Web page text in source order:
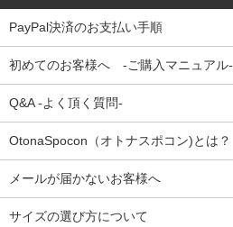
PayPal決済のお支払い手順
初めてのお客様へ -ご購入マニュアル-
Q&A -よく頂く質問-
OtonaSpocon（オトナスポコン)とは？
メールが届かないお客様へ
サイズの選び方について